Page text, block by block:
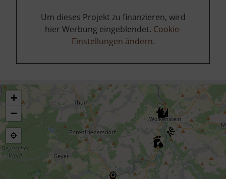
Um dieses Projekt zu finanzieren, wird
hier Werbung eingeblendet. Cookie-
Einstellungen ändern.
+
−